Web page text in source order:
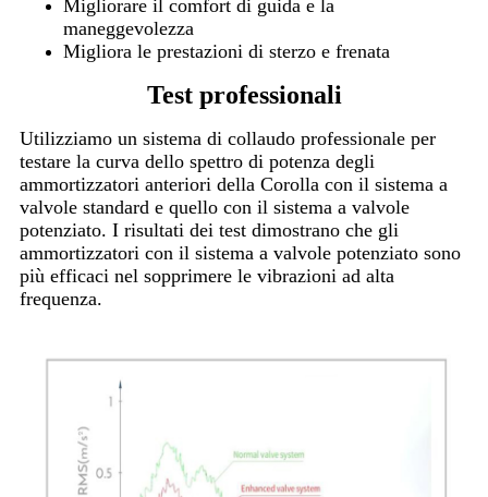
Migliorare il comfort di guida e la
maneggevolezza
Migliora le prestazioni di sterzo e frenata
Test professionali
Utilizziamo un sistema di collaudo professionale per
testare la curva dello spettro di potenza degli
ammortizzatori anteriori della Corolla con il sistema a
valvole standard e quello con il sistema a valvole
potenziato. I risultati dei test dimostrano che gli
ammortizzatori con il sistema a valvole potenziato sono
più efficaci nel sopprimere le vibrazioni ad alta
frequenza.